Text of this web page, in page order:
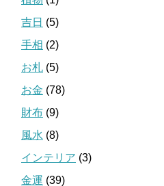
吉日 (5)
手相 (2)
お札 (5)
お金 (78)
財布 (9)
風水 (8)
インテリア (3)
金運 (39)